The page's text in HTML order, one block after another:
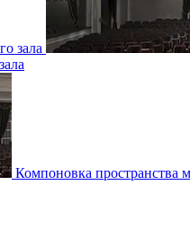
зала
Компоновка пространства